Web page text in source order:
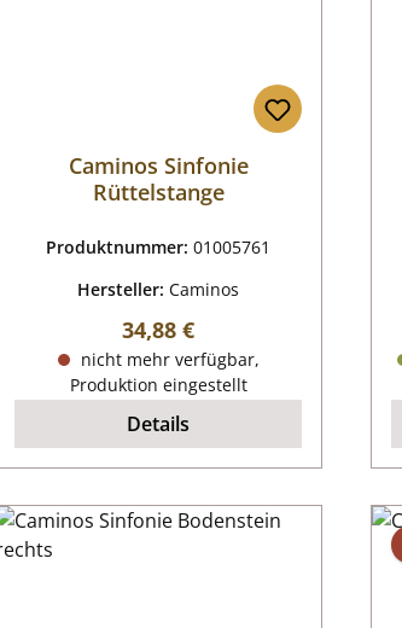
Caminos Sinfonie
Rüttelstange
Produktnummer:01005761
Hersteller:Caminos
Regulärer Preis:
34,88 €
nicht mehr verfügbar,
Produktion eingestellt
Details